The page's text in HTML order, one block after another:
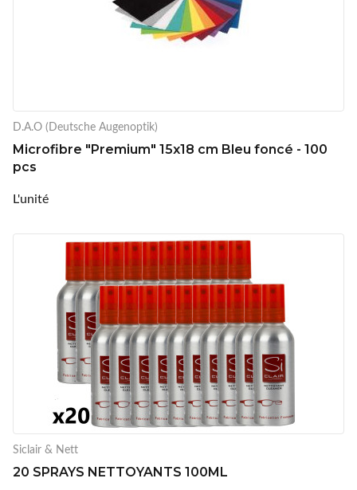
D.A.O (Deutsche Augenoptik)
Microfibre "Premium" 15x18 cm Bleu foncé - 100
pcs
L'unité
Siclair & Nett
20 SPRAYS NETTOYANTS 100ML